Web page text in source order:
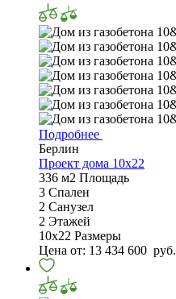
Подробнее
Берлин
Проект дома 10х22
336 м2 Площадь
3 Спален
2 Санузел
2 Этажей
10х22 Размеры
Цена от: 13 434 600 руб.